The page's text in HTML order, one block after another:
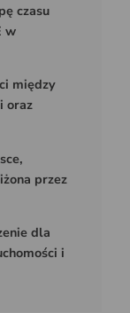
czasu
w
między
oraz
przez
dla
i